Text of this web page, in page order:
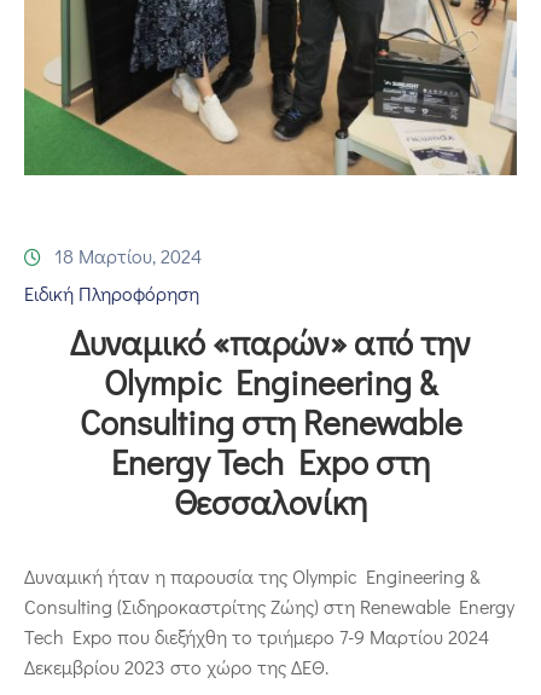
18 Μαρτίου, 2024
Ειδική Πληροφόρηση
Δυναμικό «παρών» από την
Olympic Engineering &
Consulting στη Renewable
Energy Tech Expo στη
Θεσσαλονίκη
Δυναμική ήταν η παρουσία της Olympic Engineering &
Consulting (Σιδηροκαστρίτης Ζώης) στη Renewable Energy
Tech Expo που διεξήχθη το τριήμερο 7-9 Μαρτίου 2024
Δεκεμβρίου 2023 στο χώρο της ΔΕΘ.